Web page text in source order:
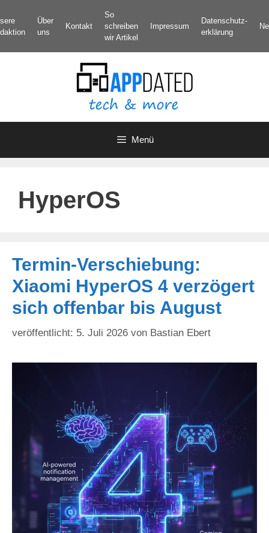
Inhalt
springen
Über
uns
Kontakt
So
schreiben
wir Artikel
Impressum
Datenschutz­
erklärung
Menü
HyperOS
Termin-Verschiebung:
Xiaomi HyperOS 4 verzögert
sich offenbar bis August
5. Juli 2026 von Bastian Ebert